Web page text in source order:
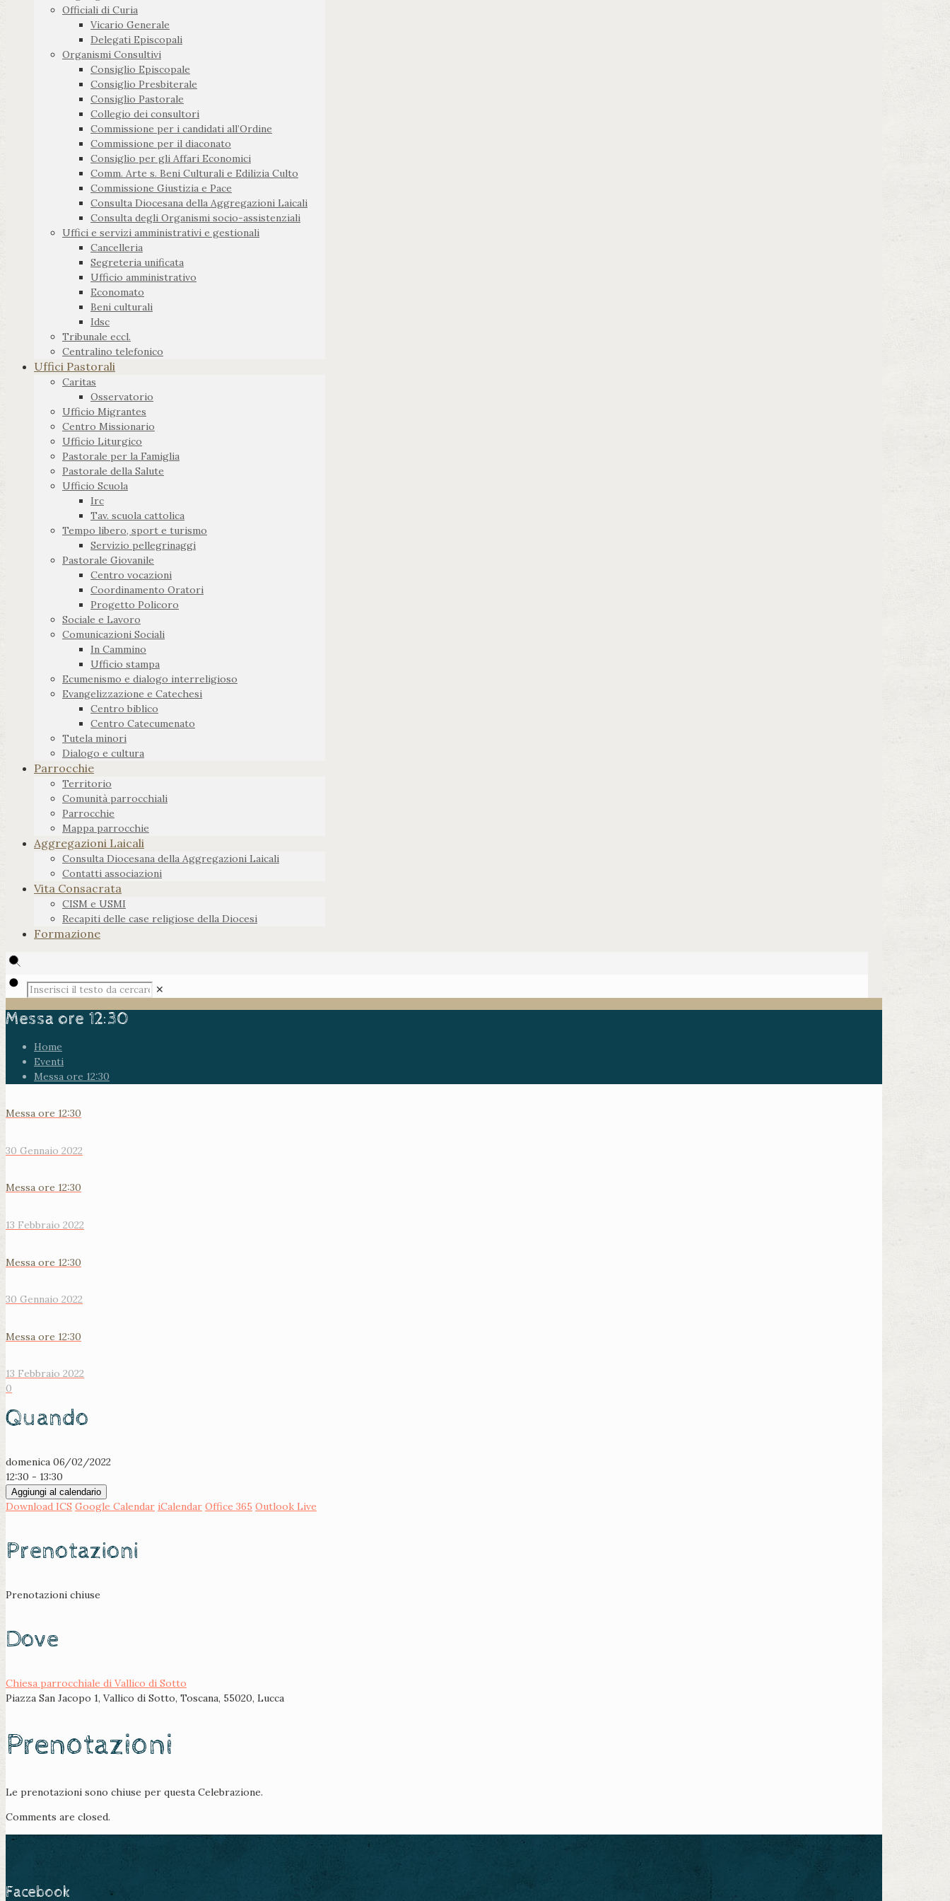
Officiali di Curia
Vicario Generale
Delegati Episcopali
Organismi Consultivi
Consiglio Episcopale
Consiglio Presbiterale
Consiglio Pastorale
Collegio dei consultori
Commissione per i candidati all’Ordine
Commissione per il diaconato
Consiglio per gli Affari Economici
Comm. Arte s. Beni Culturali e Edilizia Culto
Commissione Giustizia e Pace
Consulta Diocesana della Aggregazioni Laicali
Consulta degli Organismi socio-assistenziali
Uffici e servizi amministrativi e gestionali
Cancelleria
Segreteria unificata
Ufficio amministrativo
Economato
Beni culturali
Idsc
Tribunale eccl.
Centralino telefonico
Uffici Pastorali
Caritas
Osservatorio
Ufficio Migrantes
Centro Missionario
Ufficio Liturgico
Pastorale per la Famiglia
Pastorale della Salute
Ufficio Scuola
Irc
Tav. scuola cattolica
Tempo libero, sport e turismo
Servizio pellegrinaggi
Pastorale Giovanile
Centro vocazioni
Coordinamento Oratori
Progetto Policoro
Sociale e Lavoro
Comunicazioni Sociali
In Cammino
Ufficio stampa
Ecumenismo e dialogo interreligioso
Evangelizzazione e Catechesi
Centro biblico
Centro Catecumenato
Tutela minori
Dialogo e cultura
Parrocchie
Territorio
Comunità parrocchiali
Parrocchie
Mappa parrocchie
Aggregazioni Laicali
Consulta Diocesana della Aggregazioni Laicali
Contatti associazioni
Vita Consacrata
CISM e USMI
Recapiti delle case religiose della Diocesi
Formazione
✕
Messa ore 12:30
Home
Eventi
Messa ore 12:30
Messa ore 12:30
30 Gennaio 2022
Messa ore 12:30
13 Febbraio 2022
Messa ore 12:30
30 Gennaio 2022
Messa ore 12:30
13 Febbraio 2022
0
Quando
domenica 06/02/2022
12:30 - 13:30
Aggiungi al calendario
Download ICS Google Calendar iCalendar Office 365 Outlook Live
Prenotazioni
Prenotazioni chiuse
Dove
Chiesa parrocchiale di Vallico di Sotto
Piazza San Jacopo 1, Vallico di Sotto, Toscana, 55020, Lucca
Prenotazioni
Le prenotazioni sono chiuse per questa Celebrazione.
Comments are closed.
Facebook